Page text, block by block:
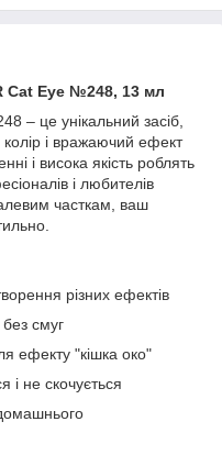
Cat Eye №248, 13 мл
– це унікальний засіб,
і вражаючий ефект
і висока якість роблять
і любителів
часткам, ваш
різних ефектів
смуг
ефекту "кішка око"
і не скочується